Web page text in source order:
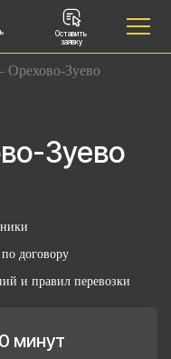
Оставить
заявку
Зуево
Зуево
договору
и правил перевозки
минут